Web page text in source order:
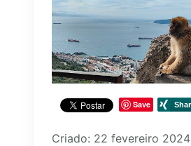
Save
Criado: 22 fevereiro 2024